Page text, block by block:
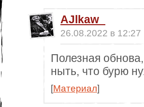
AJlkaw_
26.08.2022 в 12:27
Полезная
ныть, что бурю
[Материал]